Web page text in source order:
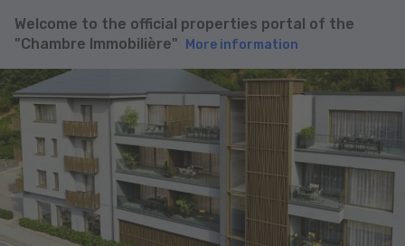
Welcome to the official properties portal of the
"Chambre Immobilière"
More information